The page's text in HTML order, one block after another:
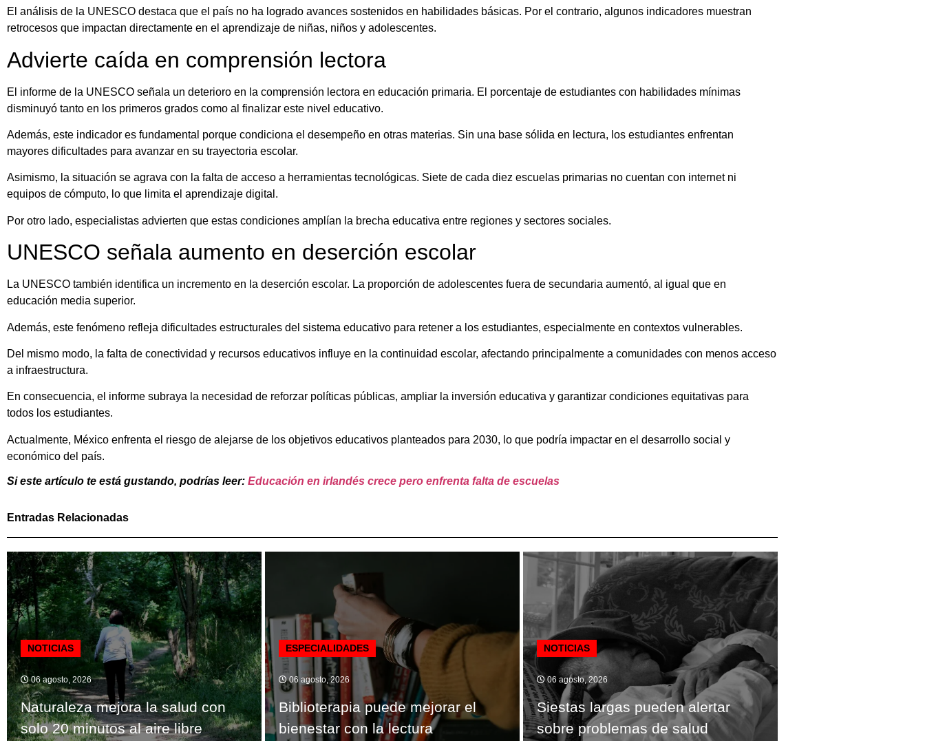
El análisis de la UNESCO destaca que el país no ha logrado avances sostenidos en habilidades básicas. Por el contrario, algunos indicadores muestran
retrocesos que impactan directamente en el aprendizaje de niñas, niños y adolescentes.
Advierte caída en comprensión lectora
El informe de la UNESCO señala un deterioro en la comprensión lectora en educación primaria. El porcentaje de estudiantes con habilidades mínimas
disminuyó tanto en los primeros grados como al finalizar este nivel educativo.
Además, este indicador es fundamental porque condiciona el desempeño en otras materias. Sin una base sólida en lectura, los estudiantes enfrentan
mayores dificultades para avanzar en su trayectoria escolar.
Asimismo, la situación se agrava con la falta de acceso a herramientas tecnológicas. Siete de cada diez escuelas primarias no cuentan con internet ni
equipos de cómputo, lo que limita el aprendizaje digital.
Por otro lado, especialistas advierten que estas condiciones amplían la brecha educativa entre regiones y sectores sociales.
UNESCO señala aumento en deserción escolar
La UNESCO también identifica un incremento en la deserción escolar. La proporción de adolescentes fuera de secundaria aumentó, al igual que en
educación media superior.
Además, este fenómeno refleja dificultades estructurales del sistema educativo para retener a los estudiantes, especialmente en contextos vulnerables.
Del mismo modo, la falta de conectividad y recursos educativos influye en la continuidad escolar, afectando principalmente a comunidades con menos acceso
a infraestructura.
En consecuencia, el informe subraya la necesidad de reforzar políticas públicas, ampliar la inversión educativa y garantizar condiciones equitativas para
todos los estudiantes.
Actualmente, México enfrenta el riesgo de alejarse de los objetivos educativos planteados para 2030, lo que podría impactar en el desarrollo social y
económico del país.
Si este artículo te está gustando, podrías leer: Educación en irlandés crece pero enfrenta falta de escuelas
Entradas Relacionadas
NOTICIAS
06 agosto, 2026
Naturaleza mejora la salud con
solo 20 minutos al aire libre
ESPECIALIDADES
06 agosto, 2026
Biblioterapia puede mejorar el
bienestar con la lectura
NOTICIAS
06 agosto, 2026
Siestas largas pueden alertar
sobre problemas de salud